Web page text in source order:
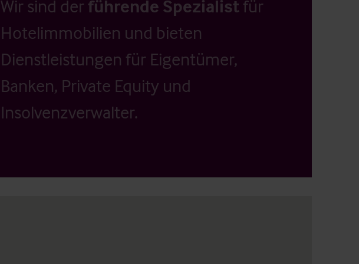
Wir sind der führende Spezialistfür
Hotelimmobilien und bieten
Dienstleistungen für Eigentümer,
Banken, Private Equity und
Insolvenzverwalter.